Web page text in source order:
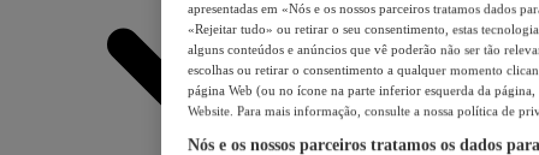
apresentadas em «Nós e os nossos parceiros tratamos dados
«Rejeitar tudo» ou retirar o seu consentimento, estas
alguns conteúdos e anúncios que vê poderão não ser tão
escolhas ou retirar o consentimento a qualquer momento
página Web (ou no ícone na parte inferior esquerda da página,
Website. Para mais informação, consulte a nossa política de
Nós e os nossos parceiros tratamos os dados